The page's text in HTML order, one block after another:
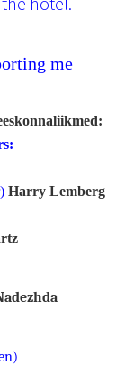
me
Harry Lemberg